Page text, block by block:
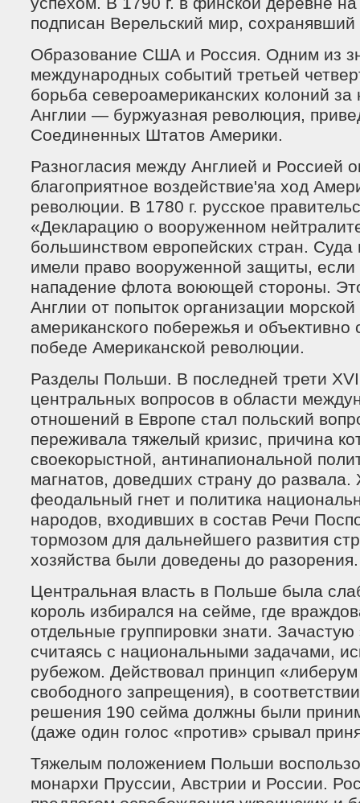
подписан Верельский мир,
Образование США и Россия. Одним из
международных событий третьей
борьба североамериканских колоний за
Англии — буржуазная революция,
Соединенных Штатов Америки.
Разногласия между Англией и Россией
благоприятное воздействие'яа ход
революции. В 1780 г. русское
«Декларацию о вооруженном
большинством европейских стран. Суда
имели право вооруженной защиты, если
нападение флота воюющей стороны.
Англии от попыток организации
американского побережья и объективно
победе Американской революции.
Разделы Польши. В последней трети
центральных вопросов в области
отношений в Европе стал польский
переживала тяжелый кризис, причина
своекорыстной, антинапиональной
магнатов, доведших страну до развала.
феодальный гнет и политика
народов, входивших в состав Речи
тормозом для дальнейшего развития
хозяйства были доведены до разорения.
Центральная власть в Польше была
король избирался на сейме, где
отдельные группировки знати. Зачастую
считаясь с национальными задачами,
рубежом. Действовал принцип
свободного запрещения), в
решения 190 сейма должны были
(даже один голос «против» срывал
Тяжелым положением Польши
монархи Пруссии, Австрии и России.